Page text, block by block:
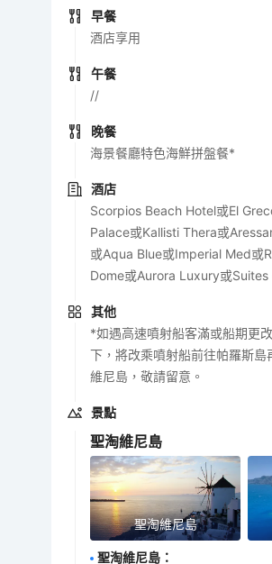
早餐
酒店享用
午餐
//
晚餐
海景餐廳特色海鮮拼盤餐*
酒店
Scorpios Beach Hotel或El
Palace或Kallisti Thera或
或Aqua Blue或Imperial Med或
Dome或Aurora Luxury或
其他
*如遇高速噴射船客滿或船期更
下，將改乘噴射船前往帕羅斯島
維尼島，敬請留意。
景點
聖淘維尼島
聖淘維尼島
聖淘維尼島 ：